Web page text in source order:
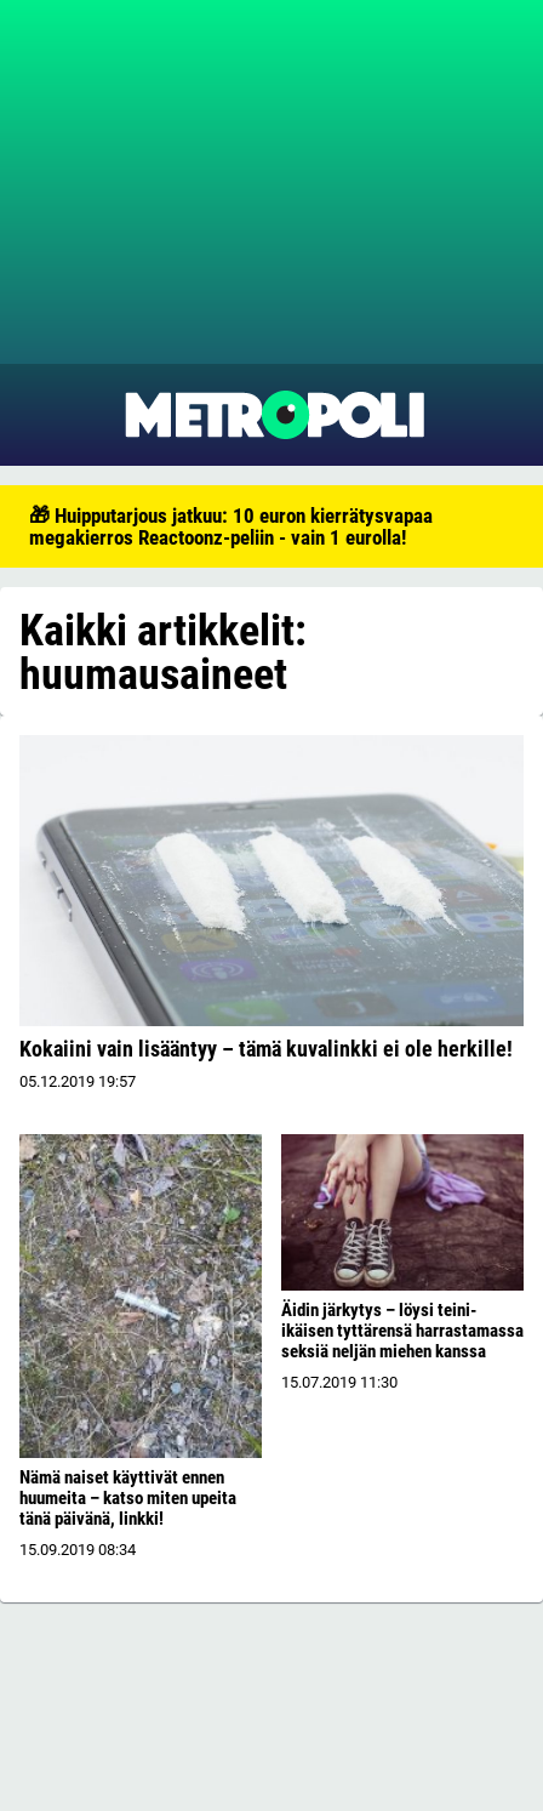
🎁 Huipputarjous jatkuu: 10 euron kierrätysvapaa
megakierros Reactoonz-peliin - vain 1 eurolla!
Kaikki artikkelit:
huumausaineet
Kokaiini vain lisääntyy – tämä kuvalinkki ei ole herkille!
05.12.2019 19:57
Nämä naiset käyttivät ennen
huumeita – katso miten upeita
tänä päivänä, linkki!
15.09.2019 08:34
Äidin järkytys – löysi teini-
ikäisen tyttärensä harrastamassa
seksiä neljän miehen kanssa
15.07.2019 11:30